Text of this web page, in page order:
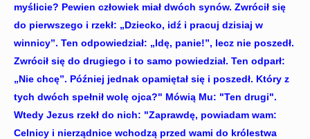
myślicie? Pewien człowiek miał dwóch synów. Zwrócił się
do pierwszego i rzekł: „Dziecko, idź i pracuj dzisiaj w
winnicy”. Ten odpowiedział: „Idę, panie!”, lecz nie poszedł.
Zwrócił się do drugiego i to samo powiedział. Ten odparł:
„Nie chcę”. Później jednak opamiętał się i poszedł. Który z
tych dwóch spełnił wolę ojca?" Mówią Mu: "Ten drugi".
Wtedy Jezus rzekł do nich: "Zaprawdę, powiadam wam:
Celnicy i nierządnice wchodzą przed wami do królestwa